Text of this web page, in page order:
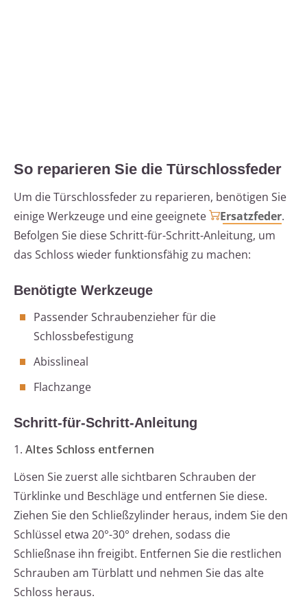
So reparieren Sie die Türschlossfeder
Um die Türschlossfeder zu reparieren, benötigen Sie
einige Werkzeuge und eine geeignete
Ersatzfeder.
Befolgen Sie diese Schritt-für-Schritt-Anleitung, um
das Schloss wieder funktionsfähig zu machen:
Benötigte Werkzeuge
Passender Schraubenzieher für die
Schlossbefestigung
Abisslineal
Flachzange
Schritt-für-Schritt-Anleitung
1. Altes Schloss entfernen
Lösen Sie zuerst alle sichtbaren Schrauben der
Türklinke und Beschläge und entfernen Sie diese.
Ziehen Sie den Schließzylinder heraus, indem Sie den
Schlüssel etwa 20°-30° drehen, sodass die
Schließnase ihn freigibt. Entfernen Sie die restlichen
Schrauben am Türblatt und nehmen Sie das alte
Schloss heraus.